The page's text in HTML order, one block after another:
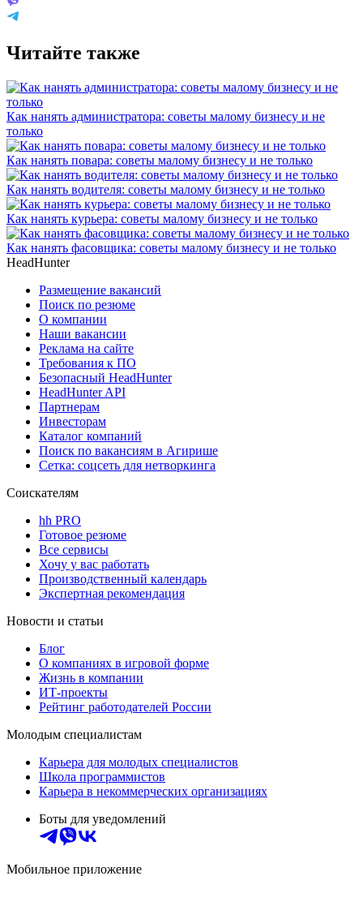
Читайте также
Как нанять администратора: советы малому бизнесу и не
только
Как нанять повара: советы малому бизнесу и не только
Как нанять водителя: советы малому бизнесу и не только
Как нанять курьера: советы малому бизнесу и не только
Как нанять фасовщика: советы малому бизнесу и не только
HeadHunter
Размещение вакансий
Поиск по резюме
О компании
Наши вакансии
Реклама на сайте
Требования к ПО
Безопасный HeadHunter
HeadHunter API
Партнерам
Инвесторам
Каталог компаний
Поиск по вакансиям в Агирише
Сетка: соцсеть для нетворкинга
Соискателям
hh PRO
Готовое резюме
Все сервисы
Хочу у вас работать
Производственный календарь
Экспертная рекомендация
Новости и статьи
Блог
О компаниях в игровой форме
Жизнь в компании
ИТ-проекты
Рейтинг работодателей России
Молодым специалистам
Карьера для молодых специалистов
Школа программистов
Карьера в некоммерческих организациях
Боты для уведомлений
Мобильное приложение